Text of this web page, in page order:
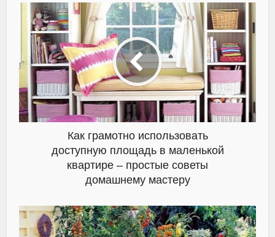
Как грамотно использовать
доступную площадь в маленькой
квартире – простые советы
домашнему мастеру